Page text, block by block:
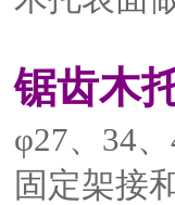
锯齿木
φ27、34
固定架接